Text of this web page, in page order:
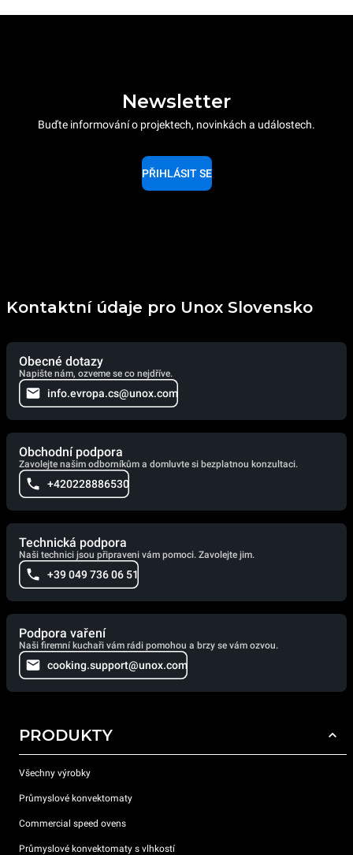
Newsletter
Buďte informování o projektech, novinkách a událostech.
PŘIHLÁSIT SE
Kontaktní údaje pro Unox Slovensko
Obecné dotazy
Napište nám, ozveme se co nejdříve.
info.evropa.cs@unox.com
Obchodní podpora
Zavolejte našim odborníkům a domluvte si bezplatnou konzultaci.
+420228886530
Technická podpora
Naši technici jsou připraveni vám pomoci. Zavolejte jim.
+39 049 736 06 51
Podpora vaření
Naši firemní kuchaři vám rádi pomohou a brzy se vám ozvou.
cooking.support@unox.com
PRODUKTY
Všechny výrobky
Průmyslové konvektomaty
Commercial speed ovens
Průmyslové konvektomaty s vlhkostí